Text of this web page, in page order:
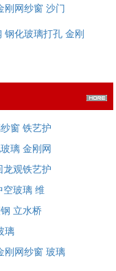
刚网纱窗 沙门
钢化玻璃打孔 金刚
窗 铁艺护
璃 金刚网
观铁艺护
空玻璃 维
立水桥
璃
刚网纱窗 玻璃